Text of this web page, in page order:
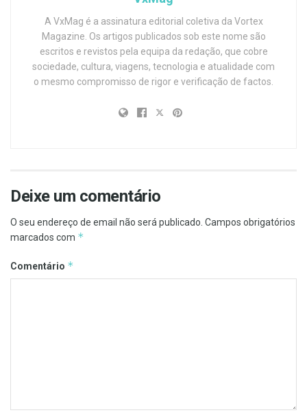
A VxMag é a assinatura editorial coletiva da Vortex
Magazine. Os artigos publicados sob este nome são
escritos e revistos pela equipa da redação, que cobre
sociedade, cultura, viagens, tecnologia e atualidade com
o mesmo compromisso de rigor e verificação de factos.
Deixe um comentário
O seu endereço de email não será publicado. Campos obrigatórios
marcados com *
Comentário *